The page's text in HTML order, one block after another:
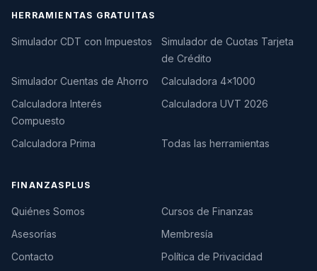
HERRAMIENTAS GRATUITAS
Simulador CDT con Impuestos
Simulador de Cuotas Tarjeta
de Crédito
Simulador Cuentas de Ahorro
Calculadora 4×1000
Calculadora Interés
Compuesto
Calculadora UVT 2026
Calculadora Prima Todas las herramientas
FINANZASPLUS
Quiénes Somos
Cursos de Finanzas
Asesorías
Membresía
Contacto
Política de Privacidad